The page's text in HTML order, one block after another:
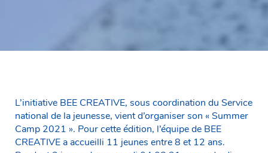
L’initiative BEE CREATIVE, sous coordination du Service
national de la jeunesse, vient d’organiser son « Summer
Camp 2021 ». Pour cette édition, l’équipe de BEE
CREATIVE a accueilli 11 jeunes entre 8 et 12 ans.